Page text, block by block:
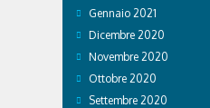
Gennaio 2021
Dicembre 2020
Novembre 2020
Ottobre 2020
Settembre 2020